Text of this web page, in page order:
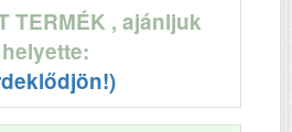
TERMÉK , ajánljuk
helyette: